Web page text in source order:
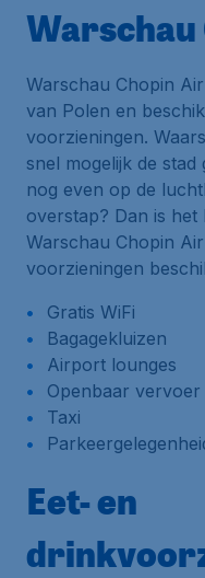
Warschau Chopin
van Polen en
voorzieningen.
snel mogelijk de
nog even op de
overstap? Dan is
Warschau Chopin
voorzieningen
Gratis WiFi
Bagagekluizen
Airport lounges
Openbaar vervoer
Taxi
Eet- en